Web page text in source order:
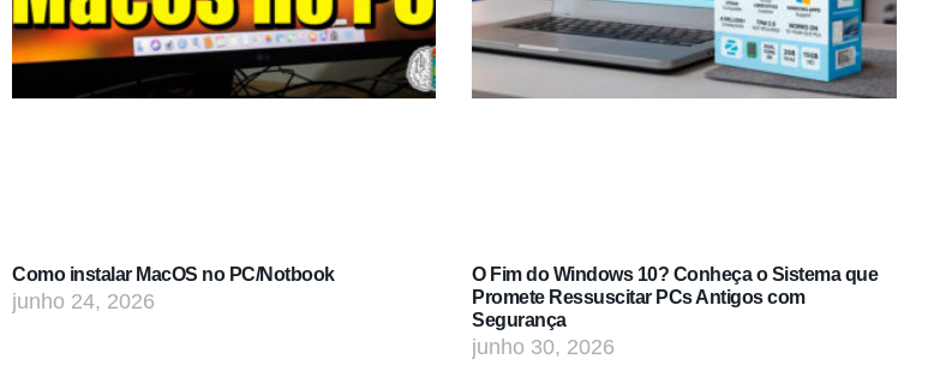
Como instalar MacOS no PC/Notbook
junho 24, 2026
O Fim do Windows 10? Conheça o Sistema que
Promete Ressuscitar PCs Antigos com
Segurança
junho 30, 2026